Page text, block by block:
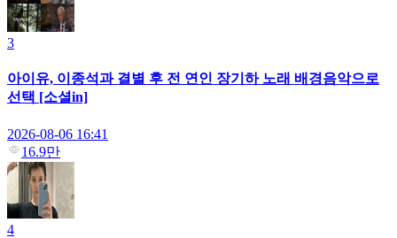
3
아이유, 이종석과 결별 후 전 연인 장기하 노래 배경음악으로
선택 [소셜in]
2026-08-06 16:41
16.9만
4